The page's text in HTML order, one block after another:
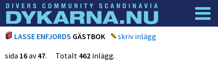
Dyknyheter
LASSE ENFJORDS GÄSTBOK
skriv inlägg
sida 16av47. Totalt 462 inlägg.